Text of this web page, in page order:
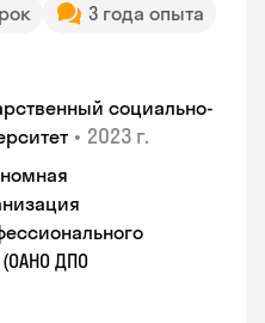
3 года опыта
социально-
• 2023 г.
ДПО